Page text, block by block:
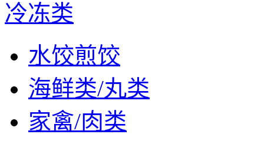
冷冻类
水饺煎饺
海鲜类/丸类
家禽/肉类